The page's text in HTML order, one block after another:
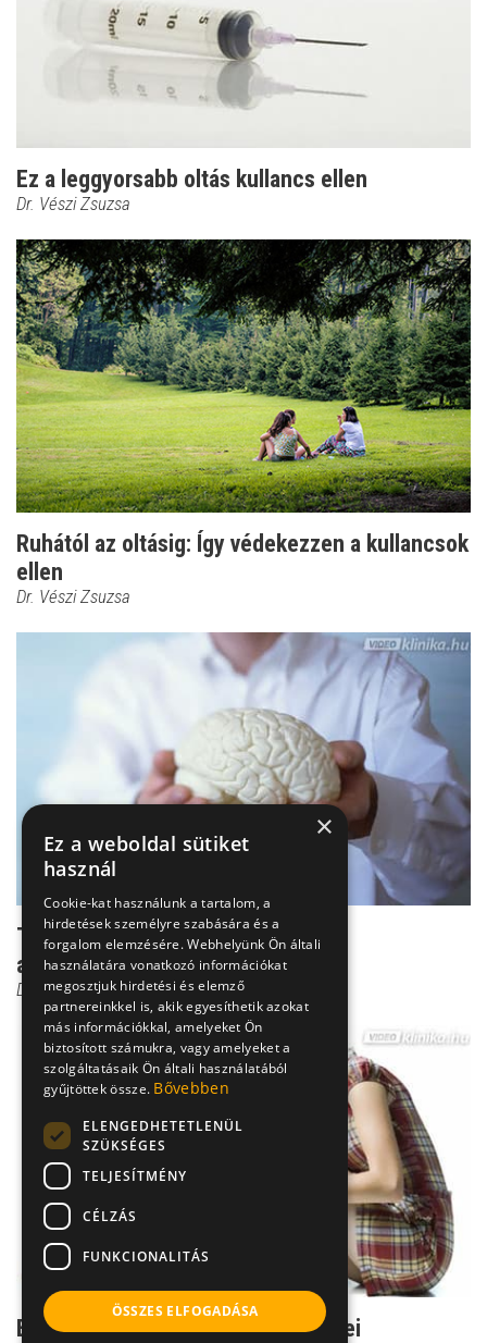
Ez a leggyorsabb oltás kullancs ellen
Dr. Vészi Zsuzsa
Ruhától az oltásig: Így védekezzen a kullancsok
ellen
Dr. Vészi Zsuzsa
Tünetek: Ilyen a kullancs okozta
agyvelőgyulladás
Dr. Vészi Zsuzsa
Ezek a Lyme-kór egyértelmű tünetei
×
Ez a weboldal sütiket
használ
Cookie-kat használunk a tartalom, a
hirdetések személyre szabására és a
forgalom elemzésére. Webhelyünk Ön általi
használatára vonatkozó információkat
megosztjuk hirdetési és elemző
partnereinkkel is, akik egyesíthetik azokat
más információkkal, amelyeket Ön
biztosított számukra, vagy amelyeket a
szolgáltatásaik Ön általi használatából
gyűjtöttek össze. Bővebben
ELENGEDHETETLENÜL
SZÜKSÉGES
TELJESÍTMÉNY
CÉLZÁS
FUNKCIONALITÁS
ÖSSZES ELFOGADÁSA